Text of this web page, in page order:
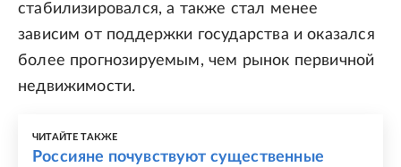
стабилизировался, а также стал менее
зависим от поддержки государства и оказался
более прогнозируемым, чем рынок первичной
недвижимости.
ЧИТАЙТЕ ТАКЖЕ
Россияне почувствуют существенные